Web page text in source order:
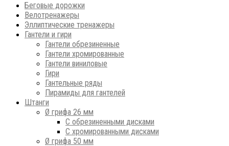
Беговые дорожки
Велотренажеры
Эллиптические тренажеры
Гантели и гири
Гантели обрезиненные
Гантели хромированные
Гантели виниловые
Гири
Гантельные ряды
Пирамиды для гантелей
Штанги
Ø грифа 26 мм
С обрезиненными дисками
С хромированными дисками
Ø грифа 50 мм